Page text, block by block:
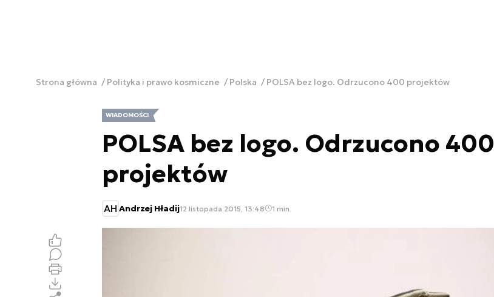
Strona główna Polityka i prawo kosmiczne Polska POLSA bez logo. Odrzucono 400 projektów
WIADOMOŚCI
POLSA bez logo. Odrzucono 400
projektów
AH Andrzej Hładij12 listopada 2015, 13:48 1 min.